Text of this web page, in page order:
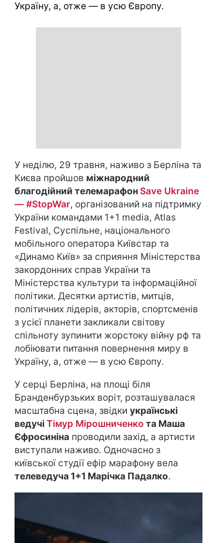
Україну, а, отже — в усю Європу.
У неділю, 29 травня, наживо з Берліна та
Києва пройшов міжнародний
благодійний телемарафон Save Ukraine
— #StopWar, організований на підтримку
України командами 1+1 media, Atlas
Festival, Суспільне, національного
мобільного оператора Київстар та
«Динамо Київ» за сприяння Міністерства
закордонних справ України та
Міністерства культури та інформаційної
політики. Десятки артистів, митців,
політичних лідерів, акторів, спортсменів
з усієї планети закликали світову
спільноту зупинити жорстоку війну рф та
лобіювати питання повернення миру в
Україну, а, отже — в усю Європу.
У серці Берліна, на площі біля
Бранденбурзьких воріт, розташувалася
масштабна сцена, звідки українські
ведучі Тімур Мірошниченко та Маша
Єфросиніна проводили захід, а артисти
виступали наживо. Одночасно з
київської студії ефір марафону вела
телеведуча 1+1 Марічка Падалко.